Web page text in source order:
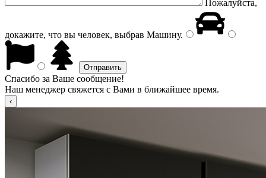
Пожалуйста,
докажите, что вы человек, выбрав Машину.
Спасибо за Ваше сообщение!
Наш менеджер свяжется с Вами в ближайшее время.